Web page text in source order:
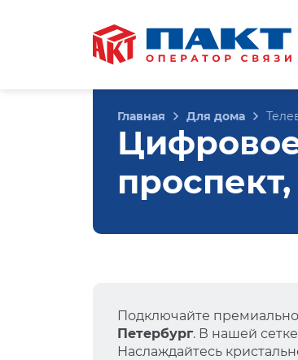
Главная Для дома
Подключайте
Петербург. В нашей
Наслаждайтесь